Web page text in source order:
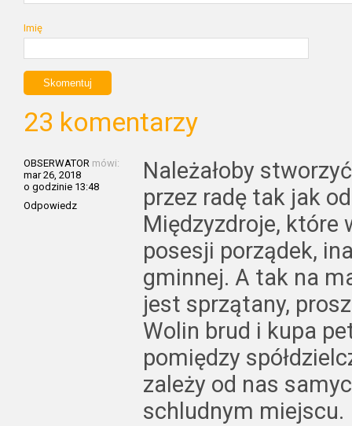
Imię
23 komentarzy
OBSERWATOR mówi:
mar 26, 2018
o godzinie 13:48
Odpowiedz
Należałoby
przez radę tak jak
Międzyzdroje, które
posesji porządek,
gminnej. A tak na
jest sprzątany,
Wolin brud i kupa
pomiędzy
zależy od nas
schludnym miejscu.